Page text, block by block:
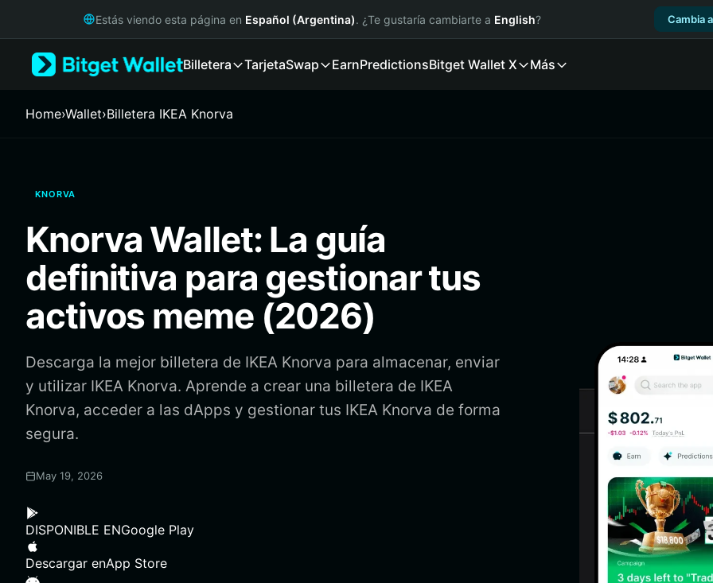
Русский
Italiano
繁體中文
Bahasa Indonesia
ภาษาไทย
Español
Português (Brasil)
Español (Argentina)
Estás viendo esta página en Español (Argentina). ¿Te gustaría cambiarte a English? Cambia
Billetera TarjetaSwap EarnPredictionsBitget Wallet X Más
Home›Wallet›Billetera IKEA Knorva
KNORVA
Knorva Wallet: La guía
definitiva para gestionar tus
activos meme (2026)
Descarga la mejor billetera de IKEA Knorva para almacenar, enviar
y utilizar IKEA Knorva. Aprende a crear una billetera de IKEA
Knorva, acceder a las dApps y gestionar tus IKEA Knorva de forma
segura.
May 19, 2026
DISPONIBLE ENGoogle Play
Descargar enApp Store